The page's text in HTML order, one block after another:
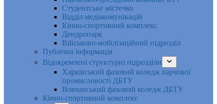
Студентське містечко
Відділ медіакомунікацій
Кінно-спортивний комплекс
Дендропарк
Військово-мобілізаційний підрозділ
Публічна інформація
Відокремлені структурні підрозділи
Харківський фаховий коледж харчової
промисловості ДБТУ
Вовчанський фаховий коледж ДБТУ
Кінно-спортивний комплекс